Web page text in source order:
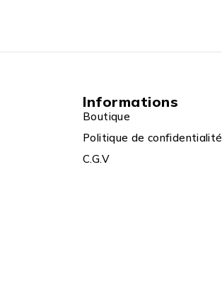
Informations
Boutique
Politique de confidentialité
C.G.V